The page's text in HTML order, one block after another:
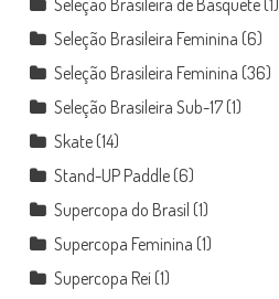
Seleção Brasileira de Basquete(1)
Seleção Brasileira Feminina (6)
Seleção Brasileira Feminina (36)
Seleção Brasileira Sub-17(1)
Skate(14)
Stand-UP Paddle(6)
Supercopa do Brasil (1)
Supercopa Feminina (1)
Supercopa Rei (1)